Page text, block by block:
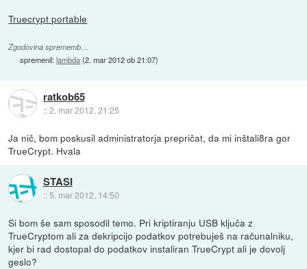
Truecrypt portable
Zgodovina sprememb…
spremenil:lambda(2. mar 2012 ob 21:07)
ratkob65
::2. mar 2012, 21:25
Ja nič, bom poskusil administratorja prepričat, da mi inštali8ra gor
TrueCrypt. Hvala
STASI
:: 5. mar 2012, 14:50
Si bom še sam sposodil temo. Pri kriptiranju USB ključa z
TrueCryptom ali za dekripcijo podatkov potrebuješ na računalniku,
kjer bi rad dostopal do podatkov instaliran TrueCrypt ali je dovolj
geslo?